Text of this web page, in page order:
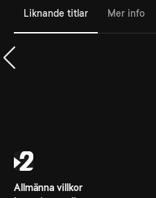
Liknande titlar Mer info
Allmänna villkor